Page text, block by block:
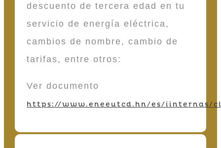
descuento de tercera edad en tu
servicio de energía eléctrica,
cambios de nombre, cambio de
tarifas, entre otros:
Ver documento
https://www.eneeutcd.hn/es/iinternas/